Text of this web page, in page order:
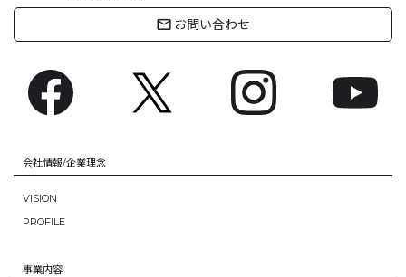
mail_outline お問い合わせ
会社情報/企業理念
VISION
PROFILE
事業内容